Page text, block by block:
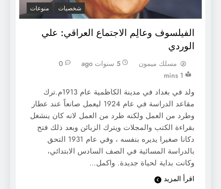
شخصيات منوعات
الفيلسوف وعالِم الاجتماع العراقي: علي
الوردي
مسلك ميمون 5 سنوات ago
0
1 mins
ولد في بغداد في مدينة الكاظمية عام 1913م.ترك
مقاعد الدراسة في عام 1924 ليعمل صانعاً عند عطار
وطرد من العمل ولكنه طرد من العمل لانه كان ينشغل
بقراءة الكتب والمجلات ويترك الزبائن وبعد ذلك فتح
دكانا صغيرا يديره بنفسه ، وفي عام 1931 التحق
بالدراسة المسائية في الصف السادس الابتدائي،
وكانت بداية لحياة جديدة. واكمل…
اقرأ المزيد